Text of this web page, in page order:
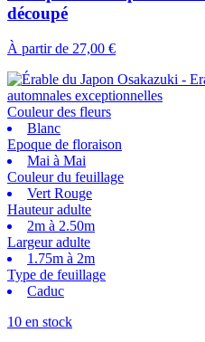
découpé
À partir de 27,00 €
Couleur des fleurs
Blanc
Epoque de floraison
Mai à Mai
Couleur du feuillage
Vert Rouge
Hauteur adulte
2m à 2.50m
Largeur adulte
1.75m à 2m
Type de feuillage
Caduc
10 en stock